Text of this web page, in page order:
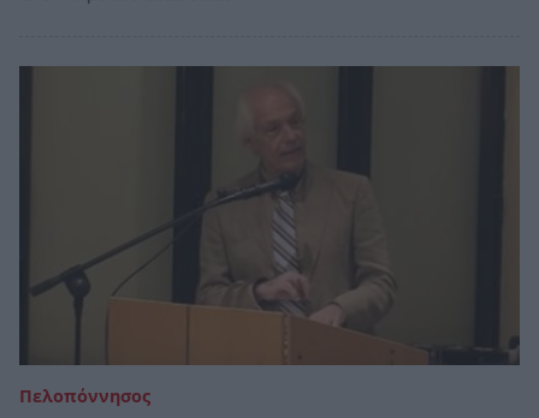
Πελοπόννησος